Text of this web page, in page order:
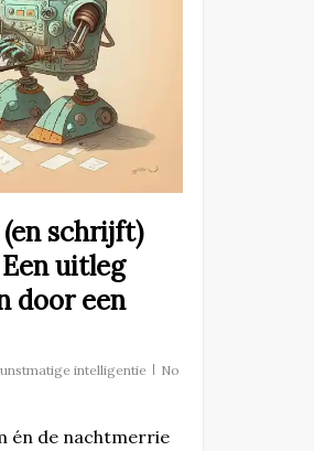
schrijft)
uitleg
door een
intelligentie
No
én de nachtmerrie